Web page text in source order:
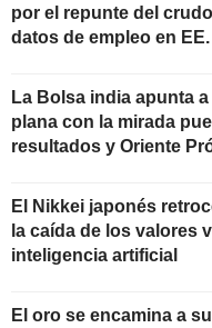
por el repunte del
datos de empleo en EE.
La Bolsa india apunta
plana con la mirada
resultados y Oriente
El Nikkei japonés
la caída de los valores
inteligencia artificial
El oro se encamina a